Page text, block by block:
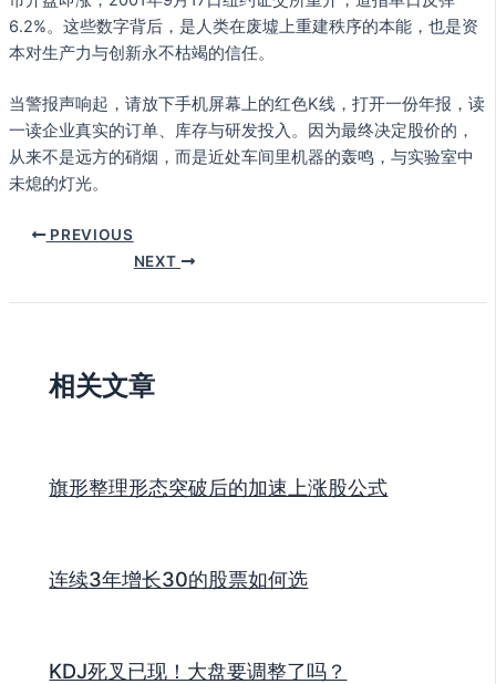
6.2%。这些数字背后，是人类在废墟上重建秩序的本能，也是资
本对生产力与创新永不枯竭的信任。
当警报声响起，请放下手机屏幕上的红色K线，打开一份年报，读
一读企业真实的订单、库存与研发投入。因为最终决定股价的，
从来不是远方的硝烟，而是近处车间里机器的轰鸣，与实验室中
未熄的灯光。
PREVIOUS
NEXT
相关文章
旗形整理形态突破后的加速上涨股公式
连续3年增长30的股票如何选
KDJ死叉已现！大盘要调整了吗？